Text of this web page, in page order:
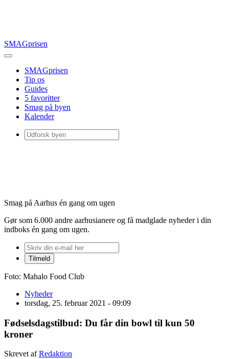
SMAGprisen
SMAGprisen
Tip os
Guides
5 favoritter
Smag på byen
Kalender
Smag på Aarhus én gang om ugen
Gør som 6.000 andre aarhusianere og få madglade nyheder i din
indboks én gang om ugen.
Foto: Mahalo Food Club
Nyheder
torsdag, 25. februar 2021 - 09:09
Fødselsdagstilbud: Du får din bowl til kun 50
kroner
Skrevet afRedaktion